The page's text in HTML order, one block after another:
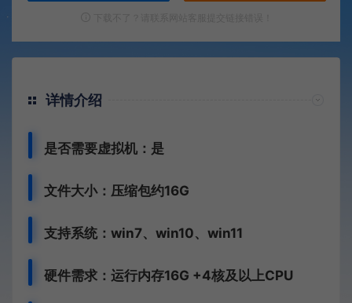
详情介绍
是否需要虚拟机：是
文件大小：压缩包约16G
支持系统：win7、win10、win11
硬件需求：运行内存16G +4核及以上CPU